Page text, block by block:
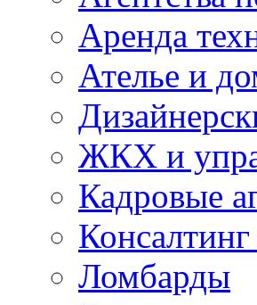
Аренда
Ателье и
ЖКХ и
Кадровые
Ломбарды